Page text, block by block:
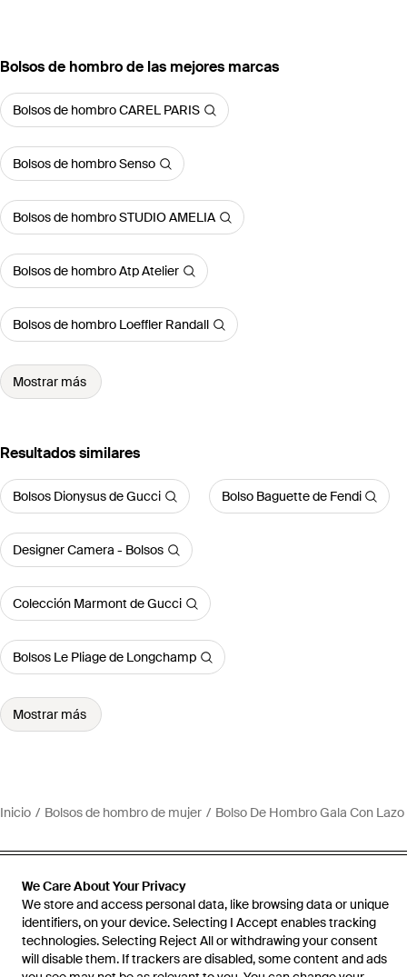
We Care About Your Privacy
We store and access personal data, like browsing data or unique
identifiers, on your device. Selecting I Accept enables tracking
technologies. Selecting Reject All or withdrawing your consent
will disable them. If trackers are disabled, some content and ads
Bolsos de hombro de las mejores marcas
Bolsos de hombro CAREL PARIS
Bolsos de hombro Senso
Bolsos de hombro STUDIO AMELIA
Bolsos de hombro Atp Atelier
Bolsos de hombro Loeffler Randall
Mostrar más
Resultados similares
Bolsos Dionysus de Gucci Bolso Baguette de Fendi
Designer Camera - Bolsos
Colección Marmont de Gucci
Bolsos Le Pliage de Longchamp
Mostrar más
Inicio Bolsos de hombro de mujer Bolso De Hombro Gala Con Lazo
Ayuda e información